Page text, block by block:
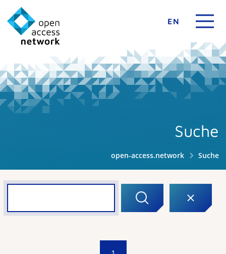
EN
Suche
open-access.network Suche